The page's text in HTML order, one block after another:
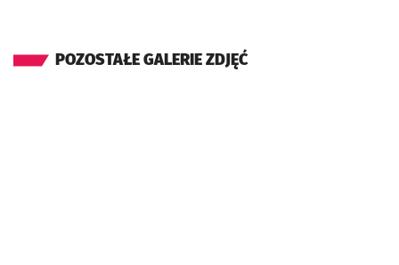
POZOSTAŁE GALERIE ZDJĘĆ